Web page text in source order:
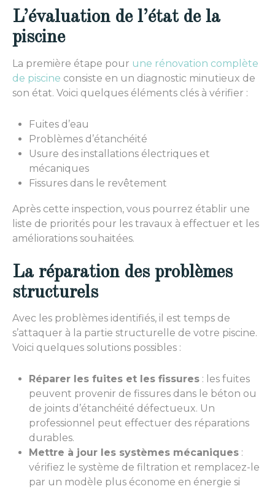
L’évaluation de l’état de la
piscine
La première étape pour une rénovation complète
de piscine consiste en un diagnostic minutieux de
son état. Voici quelques éléments clés à vérifier :
Fuites d’eau
Problèmes d’étanchéité
Usure des installations électriques et
mécaniques
Fissures dans le revêtement
Après cette inspection, vous pourrez établir une
liste de priorités pour les travaux à effectuer et les
améliorations souhaitées.
La réparation des problèmes
structurels
Avec les problèmes identifiés, il est temps de
s’attaquer à la partie structurelle de votre piscine.
Voici quelques solutions possibles :
Réparer les fuites et les fissures : les fuites
peuvent provenir de fissures dans le béton ou
de joints d’étanchéité défectueux. Un
professionnel peut effectuer des réparations
durables.
Mettre à jour les systèmes mécaniques :
vérifiez le système de filtration et remplacez-le
par un modèle plus économe en énergie si